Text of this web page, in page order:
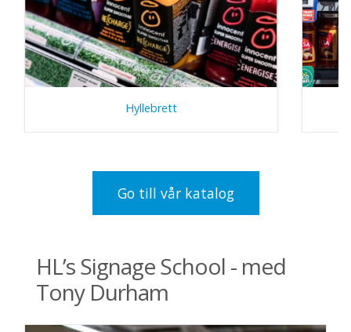
Hyllebrett
Go till vår katalog
HL’s Signage School - med
Tony Durham